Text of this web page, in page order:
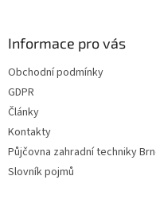
Informace pro vás
Obchodní podmínky
GDPR
Články
Kontakty
Půjčovna zahradní techniky
Slovník pojmů